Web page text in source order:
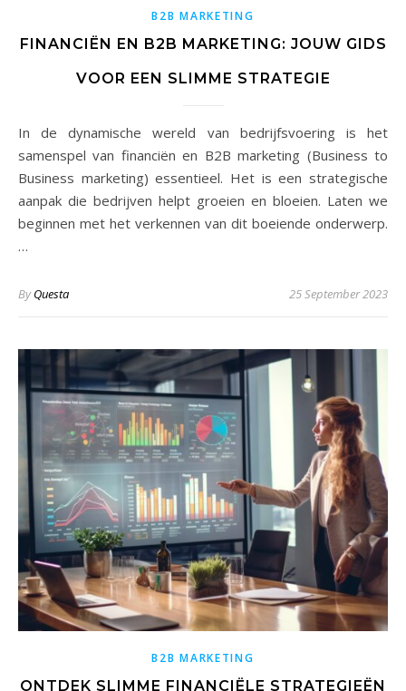
B2B MARKETING
FINANCIËN EN B2B MARKETING: JOUW GIDS
VOOR EEN SLIMME STRATEGIE
In de dynamische wereld van bedrijfsvoering is het
samenspel van financiën en B2B marketing (Business to
Business marketing) essentieel. Het is een strategische
aanpak die bedrijven helpt groeien en bloeien. Laten we
beginnen met het verkennen van dit boeiende onderwerp.
…
ByQuesta 25 September 2023
B2B MARKETING
ONTDEK SLIMME FINANCIËLE STRATEGIEËN